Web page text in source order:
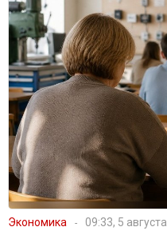
Экономика 09:33, 5 августа